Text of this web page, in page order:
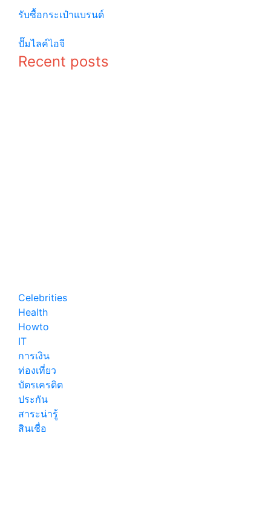
รับซื้อกระเป๋าแบรนด์
ปั๊มไลค์ไอจี
Recent posts
Celebrities
Health
Howto
IT
การเงิน
ท่องเที่ยว
บัตรเครดิต
ประกัน
สาระน่ารู้
สินเชื่อ